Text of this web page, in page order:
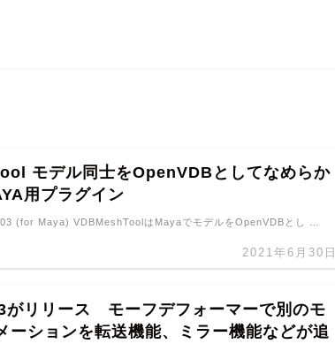
モデル同士をOpenVDBとしてなめらか
用プラグイン
2021年6月30日
(for Maya) VDBMeshToolはMayaでモデルをOpenVDBとし …
がリリース モーフデフォーマーで別のモ
ーションを転送機能、ミラー機能などが追